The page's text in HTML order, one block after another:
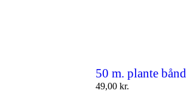
50 m. plante bånd
49,00 kr.